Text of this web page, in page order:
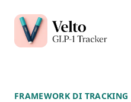
Velto GLP-1 Tracker App
FRAMEWORK DI TRACKING